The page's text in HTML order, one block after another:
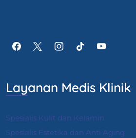
Layanan Medis Klinik
Spesialis Kulit dan Kelamin
Spesialis Estetika dan Anti Aging